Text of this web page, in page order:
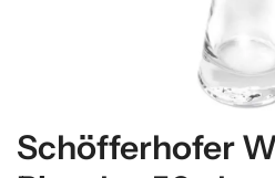
Schöfferhofer